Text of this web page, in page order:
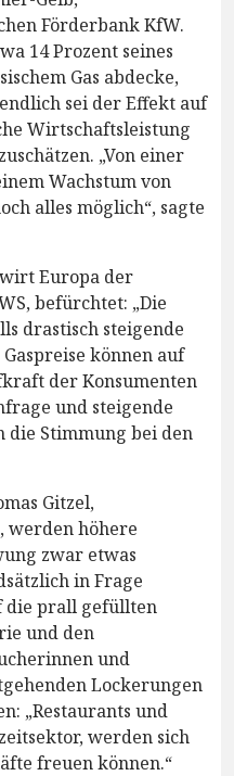
Förderbank KfW.
14 Prozent seines
Gas abdecke,
sei der Effekt auf
Wirtschaftsleistung
„Von einer
Wachstum von
alles möglich“, sagte
Europa der
befürchtet: „Die
drastisch steigende
können auf
der Konsumenten
und steigende
Stimmung bei den
Gitzel,
werden höhere
zwar etwas
in Frage
die prall gefüllten
und den
und
Lockerungen
„Restaurants und
werden sich
freuen können.“